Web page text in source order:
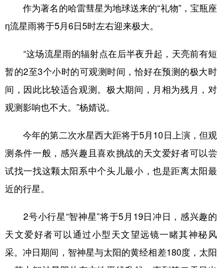
地方频道
北京 天津 河北 山西
辽宁 吉林 上海 江苏
浙江 安徽 福建 江西
山东 河南
广东 广西 海南 重庆
四川 贵州 云南 西藏
陕西 甘肃 青海 宁夏
新疆
多语种频道
English Español Français عربى
作为著名的哈雷彗星为地球送来的“礼物”，宝瓶座
η流星雨将于5月6日5时左右迎来极大。
“这场流星雨的辐射点在后半夜升起，天亮前有短
暂的2至3个小时的可观测时间，恰好在预测的极大时
间，因此比较适合观测。极大期间，月相为残月，对
观测影响也不大。”杨婧说。
今年的第二次水星西大距将于5月10日上演，但观
测条件一般，感兴趣且喜欢挑战的天文爱好者可以尝
试找一找这颗太阳系中个头儿最小，也是距离太阳最
近的行星。
2号小行星“智神星”将于5月19日冲日，感兴趣的
天文爱好者可以通过小型天文望远镜一睹其神秘风
采。冲日期间，智神星与太阳的黄经相差180度，太阳